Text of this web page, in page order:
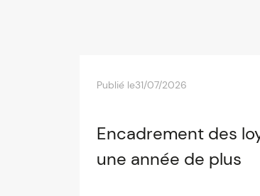
Publié le31/07/2026
Encadrement des
une année de plus